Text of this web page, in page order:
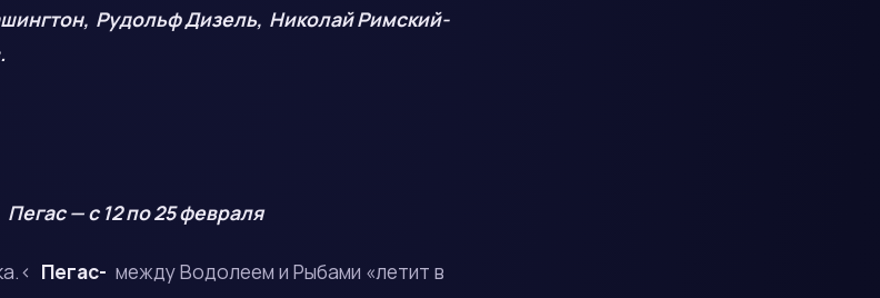
Рудольф Дизель, Николай Римский-
Пегас — с 12 по 25 февраля
< Пегас- между Водолеем и Рыбами «летит в